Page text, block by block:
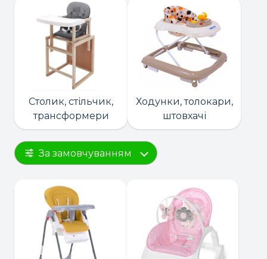
Столик, стільчик,
трансформери
Ходунки, толокари,
штовхачі
За замовчуванням